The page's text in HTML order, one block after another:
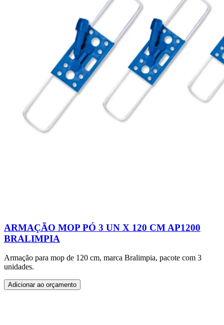
ARMAÇÃO MOP PÓ 3 UN X 120 CM AP1200
BRALIMPIA
Armação para mop de 120 cm, marca Bralimpia, pacote com 3
unidades.
Adicionar ao orçamento